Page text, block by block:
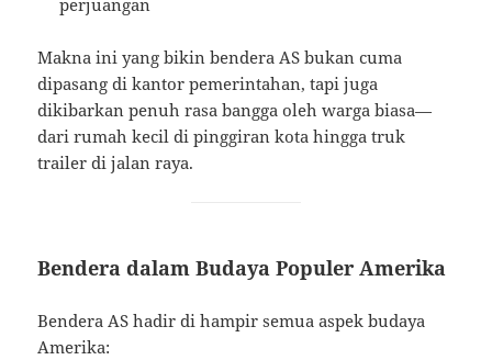
perjuangan
Makna ini yang bikin bendera AS bukan cuma
dipasang di kantor pemerintahan, tapi juga
dikibarkan penuh rasa bangga oleh warga biasa—
dari rumah kecil di pinggiran kota hingga truk
trailer di jalan raya.
Bendera dalam Budaya Populer Amerika
Bendera AS hadir di hampir semua aspek budaya
Amerika: